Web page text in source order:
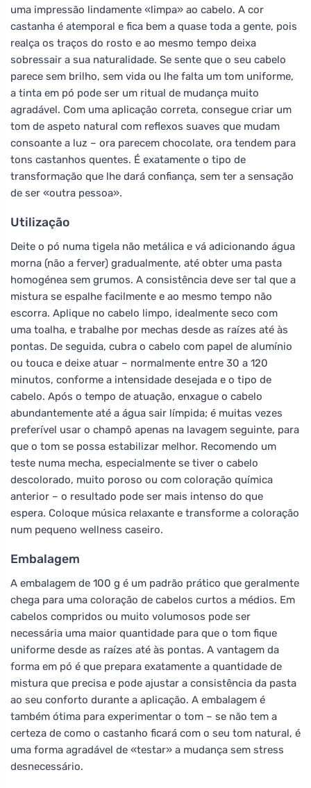
uma impressão lindamente «limpa» ao cabelo. A cor
castanha é atemporal e fica bem a quase toda a gente, pois
realça os traços do rosto e ao mesmo tempo deixa
sobressair a sua naturalidade. Se sente que o seu cabelo
parece sem brilho, sem vida ou lhe falta um tom uniforme,
a tinta em pó pode ser um ritual de mudança muito
agradável. Com uma aplicação correta, consegue criar um
tom de aspeto natural com reflexos suaves que mudam
consoante a luz – ora parecem chocolate, ora tendem para
tons castanhos quentes. É exatamente o tipo de
transformação que lhe dará confiança, sem ter a sensação
de ser «outra pessoa».
Utilização
Deite o pó numa tigela não metálica e vá adicionando água
morna (não a ferver) gradualmente, até obter uma pasta
homogénea sem grumos. A consistência deve ser tal que a
mistura se espalhe facilmente e ao mesmo tempo não
escorra. Aplique no cabelo limpo, idealmente seco com
uma toalha, e trabalhe por mechas desde as raízes até às
pontas. De seguida, cubra o cabelo com papel de alumínio
ou touca e deixe atuar – normalmente entre 30 a 120
minutos, conforme a intensidade desejada e o tipo de
cabelo. Após o tempo de atuação, enxague o cabelo
abundantemente até a água sair límpida; é muitas vezes
preferível usar o champô apenas na lavagem seguinte, para
que o tom se possa estabilizar melhor. Recomendo um
teste numa mecha, especialmente se tiver o cabelo
descolorado, muito poroso ou com coloração química
anterior – o resultado pode ser mais intenso do que
espera. Coloque música relaxante e transforme a coloração
num pequeno wellness caseiro.
Embalagem
A embalagem de 100 g é um padrão prático que geralmente
chega para uma coloração de cabelos curtos a médios. Em
cabelos compridos ou muito volumosos pode ser
necessária uma maior quantidade para que o tom fique
uniforme desde as raízes até às pontas. A vantagem da
forma em pó é que prepara exatamente a quantidade de
mistura que precisa e pode ajustar a consistência da pasta
ao seu conforto durante a aplicação. A embalagem é
também ótima para experimentar o tom – se não tem a
certeza de como o castanho ficará com o seu tom natural, é
uma forma agradável de «testar» a mudança sem stress
desnecessário.